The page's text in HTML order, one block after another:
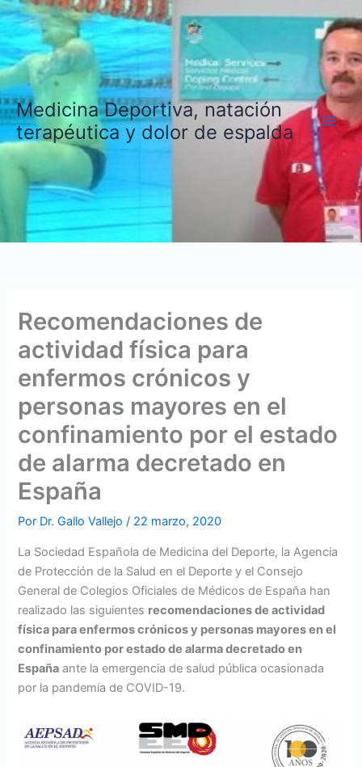
Ir
contenido
Medicina Deportiva, natación
terapéutica y dolor de espalda
Recomendaciones de
actividad física para
enfermos crónicos y
personas mayores en el
confinamiento por el estado
de alarma decretado en
España
Por Dr. Gallo Vallejo/ 22 marzo, 2020
La Sociedad Española de Medicina del Deporte, la Agencia
de Protección de la Salud en el Deporte y el Consejo
General de Colegios Oficiales de Médicos de España han
realizado las siguientes recomendaciones de actividad
física para enfermos crónicos y personas mayores en el
confinamiento por estado de alarma decretado en
España ante la emergencia de salud pública ocasionada
por la pandemia de COVID-19.